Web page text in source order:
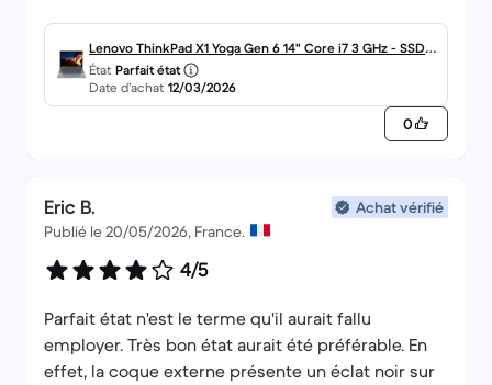
recharge est très rapide
Le stylet est un peu fin pour une bonne prise en
main mais il est présent et l'écran tactile est très
Lenovo ThinkPad X1 Yoga Gen 6 14" Core i7 3 GHz - SSD 2
56 Go - 16 Go AZERTY - Français
État Parfait état
Date d’achat 12/03/2026
0
Eric B.
Achat vérifié
Publié le 20/05/2026, France.
4/5
Parfait état n'est le terme qu'il aurait fallu
employer. Très bon état aurait été préférable. En
effet, la coque externe présente un éclat noir sur